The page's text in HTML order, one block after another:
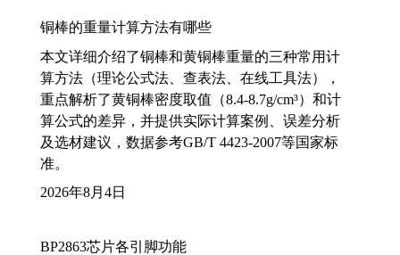
铜棒的重量计算方法有哪些
本文详细介绍了铜棒和黄铜棒重量的三种常用计
算方法（理论公式法、查表法、在线工具法），
重点解析了黄铜棒密度取值（8.4-8.7g/cm³）和计
算公式的差异，并提供实际计算案例、误差分析
及选材建议，数据参考GB/T 4423-2007等国家标
准。
2026年8月4日
BP2863芯片各引脚功能